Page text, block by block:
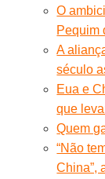
O
Pequim
A
século
Eua e
que
Quem
“Não
China”,